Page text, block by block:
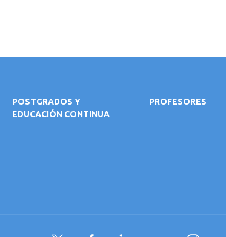
POSTGRADOS Y
EDUCACIÓN CONTINUA
PROFESORES